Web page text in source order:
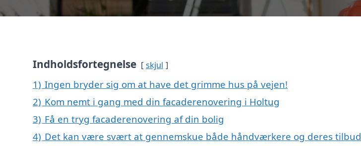
Indholdsfortegnelse skjul
1) Ingen bryder sig om at have det grimme hus på vejen!
2) Kom nemt i gang med din facaderenovering i Holtug
3) Få en tryg facaderenovering af din bolig
4) Det kan være svært at gennemskue både håndværkere og deres tilbud